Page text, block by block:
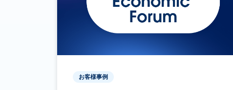
お客様事例